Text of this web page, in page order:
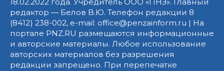
редактор — Белов В.Ю. Телефон редакции 8
(8412) 238-002, e-mail: office@penzainform.ru | На
портале PNZ.RU размещаются информационные
и авторские материалы. Любое использование
авторских материалов без разрешения
редакции запрещено. При перепечатке